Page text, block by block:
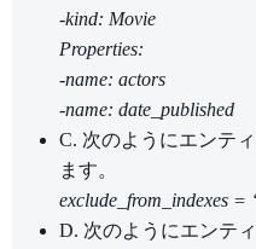
-kind: Movie
Properties:
-name: actors
-name: date_published
C. 次のようにエンテ
ます。
exclude_from_indexes =
D. 次のようにエンテ